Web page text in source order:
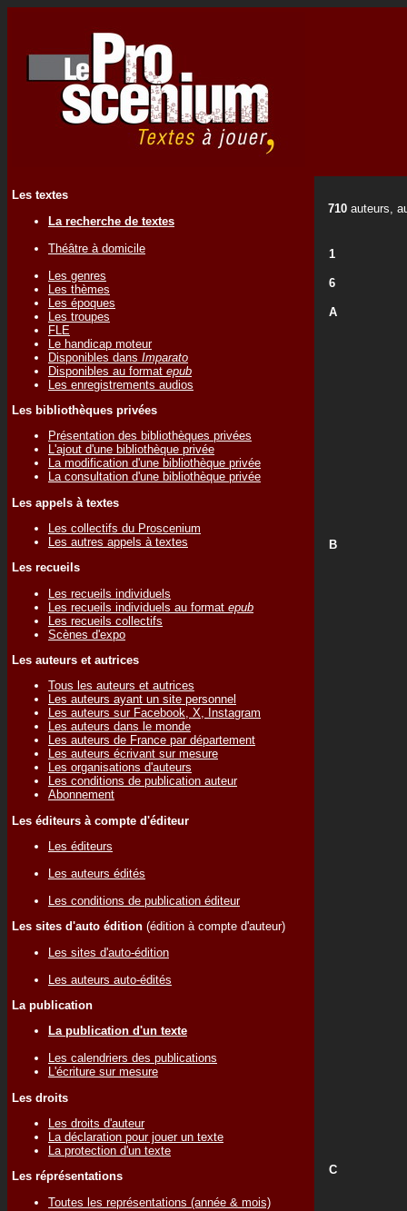
Les textes
La recherche de textes
Théâtre à domicile
Les genres
Les thèmes
Les époques
Les troupes
FLE
Le handicap moteur
Disponibles dans Imparato
Disponibles au format epub
Les enregistrements audios
Les bibliothèques privées
Présentation des bibliothèques privées
L'ajout d'une bibliothèque privée
La modification d'une bibliothèque privée
La consultation d'une bibliothèque privée
Les appels à textes
Les collectifs du Proscenium
Les autres appels à textes
Les recueils
Les recueils individuels
Les recueils individuels au format epub
Les recueils collectifs
Scènes d'expo
Les auteurs et autrices
Tous les auteurs et autrices
Les auteurs ayant un site personnel
Les auteurs sur Facebook, X, Instagram
Les auteurs dans le monde
Les auteurs de France par département
Les auteurs écrivant sur mesure
Les organisations d'auteurs
Les conditions de publication auteur
Abonnement
Les éditeurs à compte d'éditeur
Les éditeurs
Les auteurs édités
Les conditions de publication éditeur
Les sites d'auto édition (édition à compte d'auteur)
Les sites d'auto-édition
Les auteurs auto-édités
La publication
La publication d'un texte
Les calendriers des publications
L'écriture sur mesure
Les droits
Les droits d'auteur
La déclaration pour jouer un texte
La protection d'un texte
Les réprésentations
Toutes les représentations (année & mois)
710 auteurs,
1
6
A
B
C